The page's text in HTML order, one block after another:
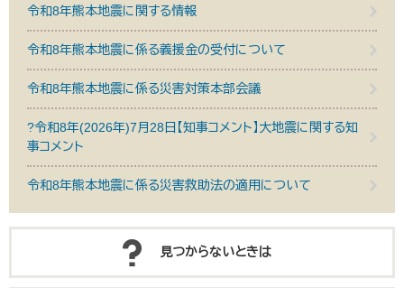
令和8年熊本地震に関する情報
令和8年熊本地震に係る義援金の受付について
令和8年熊本地震に係る災害対策本部会議
?令和8年(2026年)7月28日【知事コメント】大地震に関する知
事コメント
令和8年熊本地震に係る災害救助法の適用について
見つからないときは